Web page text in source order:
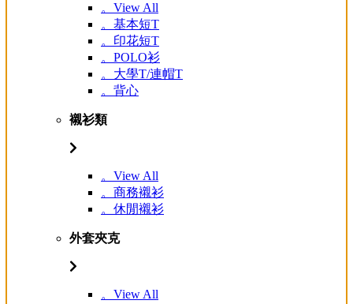
。View All
。基本短T
。印花短T
。POLO衫
。大學T/連帽T
。背心
襯衫類
。View All
。商務襯衫
。休閒襯衫
外套夾克
。View All